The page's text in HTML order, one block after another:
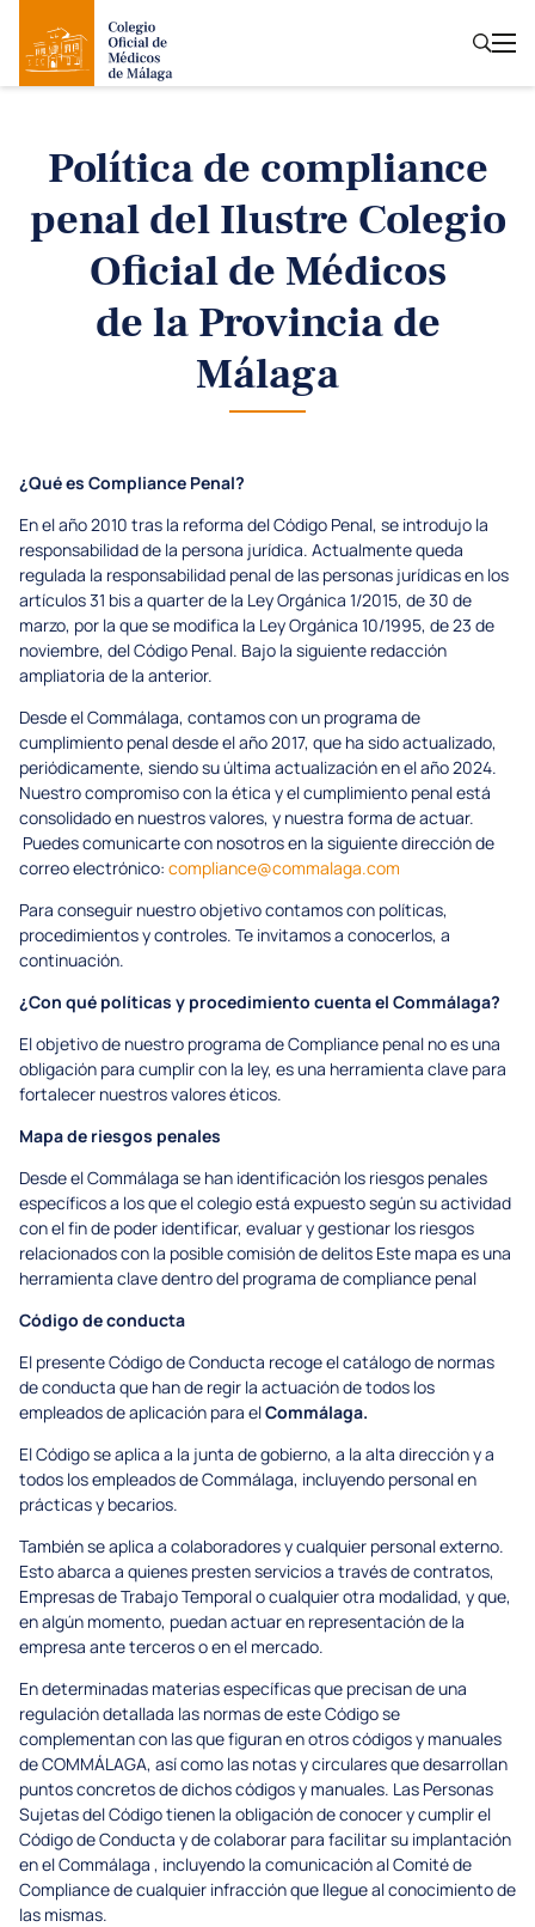
Política de compliance
penaldel Ilustre Colegio
Oficial de Médicos
de la Provincia de
Málaga
¿Qué es Compliance Penal?
En el año 2010 tras la reforma del Código Penal, se introdujo la
responsabilidad de la persona jurídica. Actualmente queda
regulada la responsabilidad penal de las personas jurídicas en los
artículos 31 bis a quarter de la Ley Orgánica 1/2015, de 30 de
marzo, por la que se modifica la Ley Orgánica 10/1995, de 23 de
noviembre, del Código Penal. Bajo la siguiente redacción
ampliatoria de la anterior.
Desde el Commálaga, contamos con un programa de
cumplimiento penal desde el año 2017, que ha sido actualizado,
periódicamente, siendo su última actualización en el año 2024.
Nuestro compromiso con la ética y el cumplimiento penal está
consolidado en nuestros valores, y nuestra forma de actuar.
Puedes comunicarte con nosotros en la siguiente dirección de
correo electrónico: compliance@commalaga.com
Para conseguir nuestro objetivo contamos con políticas,
procedimientos y controles. Te invitamos a conocerlos, a
continuación.
¿Con qué políticas y procedimiento cuenta el Commálaga?
El objetivo de nuestro programa de Compliance penal no es una
obligación para cumplir con la ley, es una herramienta clave para
fortalecer nuestros valores éticos.
Mapa de riesgos penales
Desde el Commálaga se han identificación los riesgos penales
específicos a los que el colegio está expuesto según su actividad
con el fin de poder identificar, evaluar y gestionar los riesgos
relacionados con la posible comisión de delitos Este mapa es una
herramienta clave dentro del programa de compliance penal
Código de conducta
El presente Código de Conducta recoge el catálogo de normas
de conducta que han de regir la actuación de todos los
empleados de aplicación para elCommálaga.
El Código se aplica a la junta de gobierno, a la alta dirección y a
todos los empleados de Commálaga, incluyendo personal en
prácticas y becarios.
También se aplica a colaboradores y cualquier personal externo.
Esto abarca a quienes presten servicios a través de contratos,
Empresas de Trabajo Temporal o cualquier otra modalidad, y que,
en algún momento, puedan actuar en representación de la
empresa ante terceros o en el mercado.
En determinadas materias específicas que precisan de una
regulación detallada las normas de este Código se
complementan con las que figuran en otros códigos y manuales
de COMMÁLAGA, así como las notas y circulares que desarrollan
puntos concretos de dichos códigos y manuales. Las Personas
Sujetas del Código tienen la obligación de conocer y cumplir el
Código de Conducta y de colaborar para facilitar su implantación
en el Commálaga , incluyendo la comunicación al Comité de
Compliance de cualquier infracción que llegue al conocimiento de
las mismas.